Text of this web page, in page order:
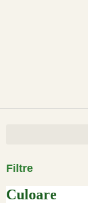
Filtre
Culoare